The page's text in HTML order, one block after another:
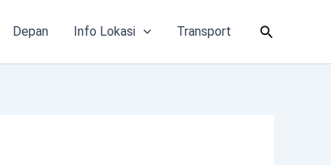
Depan Info Lokasi Transport Cari